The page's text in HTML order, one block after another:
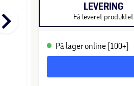
keyboard_arrow_right LEVERING
Få leveret produktet
På lager online (100+)